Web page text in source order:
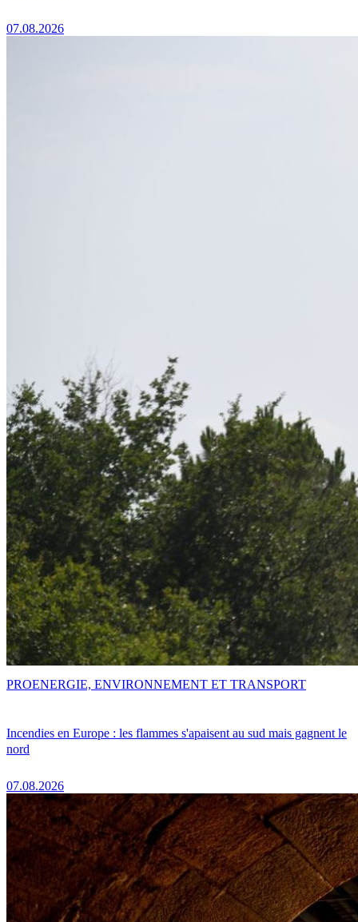
07.08.2026
Incendies en Europe : les flammes s'apaisent au sud mais gagnent le
nord
07.08.2026
PROENERGIE, ENVIRONNEMENT ET TRANSPORT